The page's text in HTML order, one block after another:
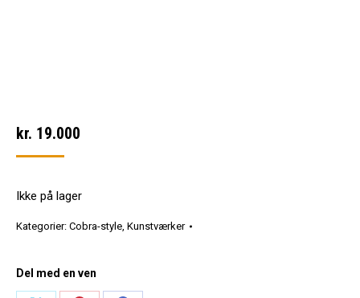
kr. 19.000
Ikke på lager
Kategorier: Cobra-style, Kunstværker
Del med en ven